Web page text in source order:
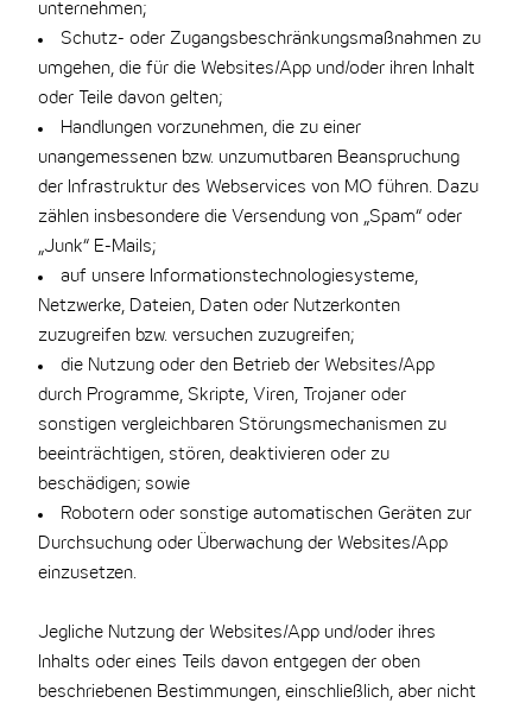
unternehmen;
Schutz- oder Zugangsbeschränkungsmaßnahmen zu
umgehen, die für die Websites/App und/oder ihren Inhalt
oder Teile davon gelten;
Handlungen vorzunehmen, die zu einer
unangemessenen bzw. unzumutbaren Beanspruchung
der Infrastruktur des Webservices von MO führen. Dazu
zählen insbesondere die Versendung von „Spam“ oder
„Junk“ E-Mails;
auf unsere Informationstechnologiesysteme,
Netzwerke, Dateien, Daten oder Nutzerkonten
zuzugreifen bzw. versuchen zuzugreifen;
die Nutzung oder den Betrieb der Websites/App
durch Programme, Skripte, Viren, Trojaner oder
sonstigen vergleichbaren Störungsmechanismen zu
beeinträchtigen, stören, deaktivieren oder zu
beschädigen; sowie
Robotern oder sonstige automatischen Geräten zur
Durchsuchung oder Überwachung der Websites/App
einzusetzen.
Jegliche Nutzung der Websites/App und/oder ihres
Inhalts oder eines Teils davon entgegen der oben
beschriebenen Bestimmungen, einschließlich, aber nicht